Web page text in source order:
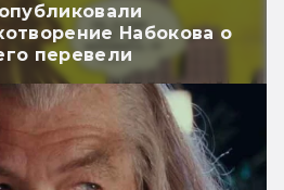
Набокова о
перевели